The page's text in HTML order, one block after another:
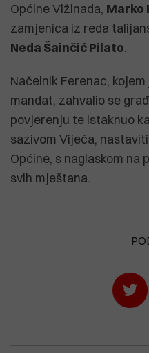
Općine Vižinada, Marko
zamjenica iz reda
Neda Šainčić Pilato.
Načelnik Ferenac,
mandat, zahvalio se
povjerenju te istaknuo
sazivom Vijeća,
Općine, s naglaskom
svih mještana.